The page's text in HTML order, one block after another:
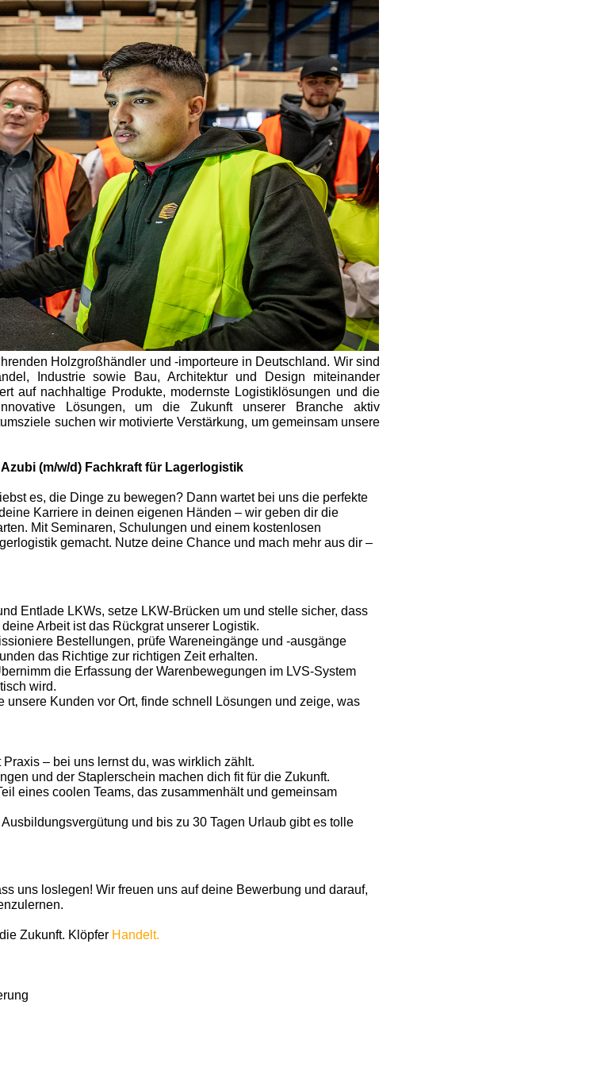
Holzgroßhändler und -importeure in Deutschland. Wir sind
Industrie sowie Bau, Architektur und Design miteinander
auf nachhaltige Produkte, modernste Logistiklösungen und die
Lösungen, um die Zukunft unserer Branche aktiv
suchen wir motivierte Verstärkung, um gemeinsam unsere
Azubi (m/w/d) Fachkraft für Lagerlogistik
es, die Dinge zu bewegen? Dann wartet bei uns die perfekte
Karriere in deinen eigenen Händen – wir geben dir die
Mit Seminaren, Schulungen und einem kostenlosen
gemacht. Nutze deine Chance und mach mehr aus dir –
Entlade LKWs, setze LKW-Brücken um und stelle sicher, dass
Arbeit ist das Rückgrat unserer Logistik.
Bestellungen, prüfe Wareneingänge und -ausgänge
das Richtige zur richtigen Zeit erhalten.
die Erfassung der Warenbewegungen im LVS-System
wird.
unsere Kunden vor Ort, finde schnell Lösungen und zeige, was
Praxis – bei uns lernst du, was wirklich zählt.
und der Staplerschein machen dich fit für die Zukunft.
eines coolen Teams, das zusammenhält und gemeinsam
und bis zu 30 Tagen Urlaub gibt es tolle
uns loslegen! Wir freuen uns auf deine Bewerbung und darauf,
Zukunft. Klöpfer Handelt.